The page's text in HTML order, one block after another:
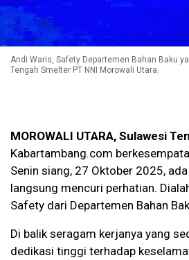
Andi Waris, Safety Departemen Bahan Baku
Tengah Smelter PT NNI Morowali Utara.
MOROWALI UTARA, Sulawesi
Kabartambang.com
Senin siang, 27 Oktober 2025,
langsung mencuri perhatian.
Safety dari Departemen Bahan
Di balik seragam kerjanya yang
dedikasi tinggi terhadap